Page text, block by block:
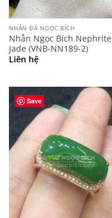
NHẪN ĐÁ NGỌC BÍCH
Nhẫn Ngọc Bích Nephrite
Jade (VNB-NN189-2)
Liên hệ
Save